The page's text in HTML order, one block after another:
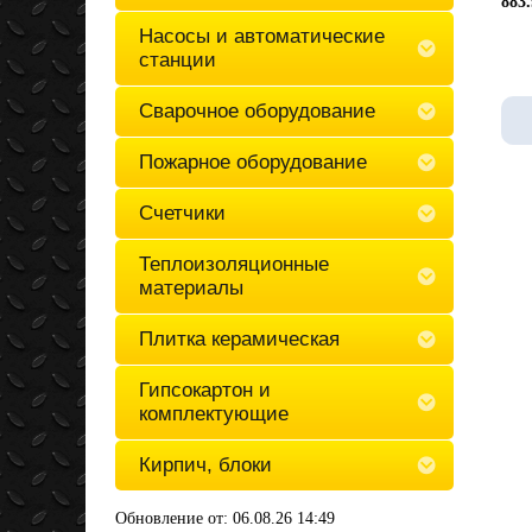
Насосы и автоматические
станции
Сварочное оборудование
Пожарное оборудование
Счетчики
Теплоизоляционные
материалы
Плитка керамическая
Гипсокартон и
комплектующие
Кирпич, блоки
Обновление от: 06.08.26 14:49